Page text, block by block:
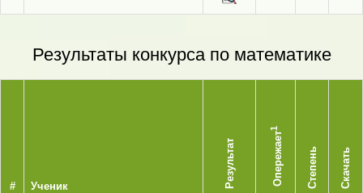
Результаты конкурса по математике
# Ученик Результат Опережает
1
Степень Скачать